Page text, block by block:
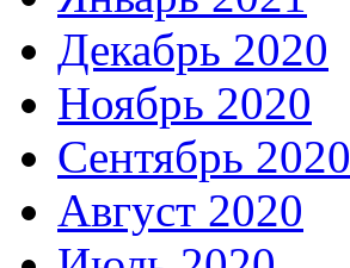
Декабрь 2020
Ноябрь 2020
Сентябрь 2020
Август 2020